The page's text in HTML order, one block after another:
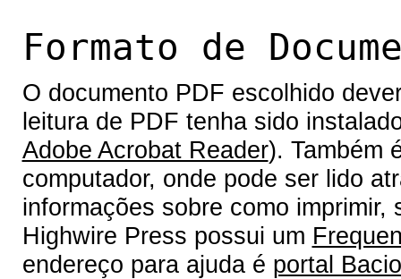
Formato de
O documento PDF escolhido
leitura de PDF tenha sido
Adobe Acrobat Reader). Também
computador, onde pode ser lido
informações sobre como
Highwire Press possui um
endereço para ajuda é portal